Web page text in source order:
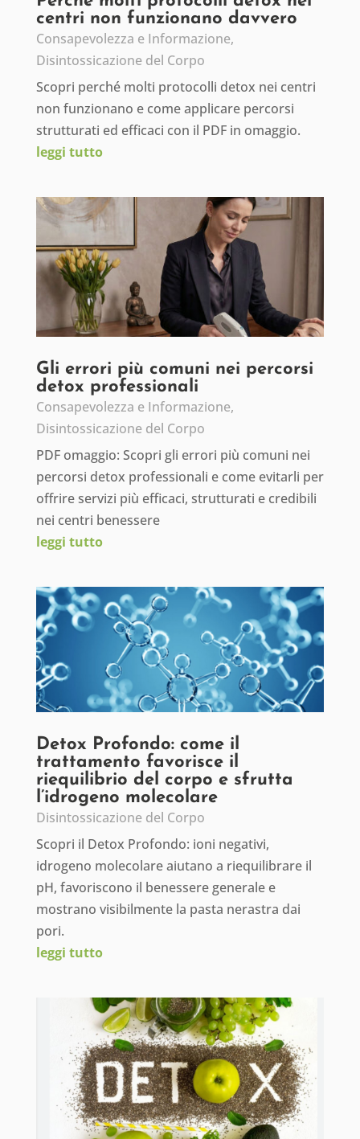
centri non funzionano davvero
Consapevolezza e Informazione,
Disintossicazione del Corpo
Scopri perché molti protocolli detox nei centri
non funzionano e come applicare percorsi
strutturati ed efficaci con il PDF in omaggio.
leggi tutto
Gli errori più comuni nei percorsi
detox professionali
Consapevolezza e Informazione,
Disintossicazione del Corpo
PDF omaggio: Scopri gli errori più comuni nei
percorsi detox professionali e come evitarli per
offrire servizi più efficaci, strutturati e credibili
nei centri benessere
leggi tutto
Detox Profondo: come il
trattamento favorisce il
riequilibrio del corpo e sfrutta
l’idrogeno molecolare
Disintossicazione del Corpo
Scopri il Detox Profondo: ioni negativi,
idrogeno molecolare aiutano a riequilibrare il
pH, favoriscono il benessere generale e
mostrano visibilmente la pasta nerastra dai
pori.
leggi tutto